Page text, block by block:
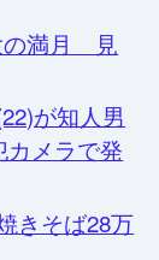
の満月 見
が知人男
メラで発
きそば28万